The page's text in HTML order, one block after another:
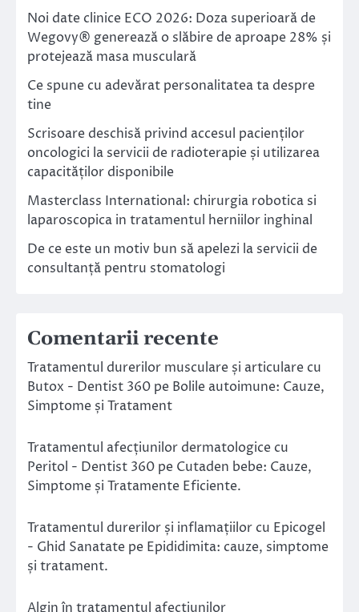
Noi date clinice ECO 2026: Doza superioară de
Wegovy® generează o slăbire de aproape 28% și
protejează masa musculară
Ce spune cu adevărat personalitatea ta despre
tine
Scrisoare deschisă privind accesul pacienților
oncologici la servicii de radioterapie și utilizarea
capacităților disponibile
Masterclass International: chirurgia robotica si
laparoscopica in tratamentul herniilor inghinal
De ce este un motiv bun să apelezi la servicii de
consultanță pentru stomatologi
Comentarii recente
Tratamentul durerilor musculare și articulare cu
Butox - Dentist 360 pe Bolile autoimune: Cauze,
Simptome și Tratament
Tratamentul afecțiunilor dermatologice cu
Peritol - Dentist 360 pe Cutaden bebe: Cauze,
Simptome și Tratamente Eficiente.
Tratamentul durerilor și inflamațiilor cu Epicogel
- Ghid Sanatate pe Epididimita: cauze, simptome
și tratament.
Algin în tratamentul afecțiunilor